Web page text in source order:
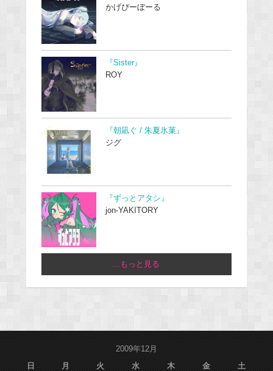
かげぴーぼーる
『Sister』
ROY
『朝凪ぐ / 朱夏氷菓』
ジグ
『ずっとアタシ』
jon-YAKITORY
...もっと見る
2009年12月
日
月 火 水 木 金 土